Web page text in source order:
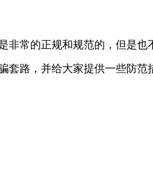
常的正规和规范的，但是
路，并给大家提供一些防范